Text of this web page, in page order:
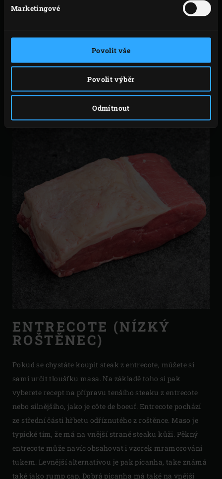
Marketingové
Povolit vše
Povolit výběr
Odmítnout
ze žeber. Kost je jedním z žeber hovězího masa. Tloušťka
tento steak obvykle nejprve nepřímo vaří a poté se opéká
na grilu (reverzní metoda) nebo obráceně (počáteční
metoda). Můžete si také koupit tomahawk. To je côte de
boeuf ve kterém byla kost odříznuta méně hluboko.
ENTRECOTE (NÍZKÝ
ROŠTĚNEC)
Pokud se chystáte koupit steak z entrecote, můžete si
sami určit tloušťku masa. Na základě toho si pak
vyberete recept na přípravu tenšího steaku z entrecote
nebo silnějšího, jako je côte de boeuf. Entrecote pochází
ze střední části hřbetu odříznutého z roštěnce. Maso je
typické tím, že má na vnější straně steaku kůži. Pěkný
entrecote může navíc obsahovat i vzorek mramorování
tukem. Levnější alternativou je pak picanha, take známá
také jako rump cap. Dobrá picanha má také na vnější